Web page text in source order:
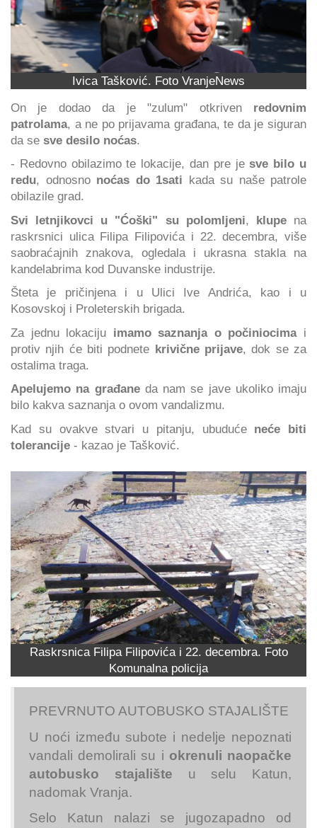
Ivica Tašković. Foto VranjeNews
On je dodao da je "zulum" otkriven redovnim
patrolama, a ne po prijavama građana, te da je siguran
da se sve desilo noćas.
- Redovno obilazimo te lokacije, dan pre jesve bilo u
redu, odnosno noćas do 1sati
kada su naše patrole
obilazile grad.
Svi letnjikovci u "Ćoški" su polomljeni, klupena
raskrsnici ulica Filipa Filipovića i 22. decembra, više
saobraćajnih znakova, ogledala i ukrasna stakla na
kandelabrima kod Duvanske industrije.
Šteta je pričinjena i u Ulici Ive Andrića, kao i u
Kosovskoj i Proleterskih brigada.
Za jednu lokaciju imamo saznanja o počiniocimai
protiv njih će biti podnete krivične prijave, dok se za
ostalima traga.
Apelujemo na građane da nam se jave ukoliko imaju
bilo kakva saznanja o ovom vandalizmu.
Kad su ovakve stvari u pitanju, ubuduće neće biti
tolerancije - kazao je Tašković.
Raskrsnica Filipa Filipovića i 22. decembra. Foto
Komunalna policija
PREVRNUTO AUTOBUSKO STAJALIŠTE
U noći između subote i nedelje nepoznati
vandali demolirali su i okrenuli naopačke
autobusko stajalište u selu Katun,
nadomak Vranja.
Selo Katun nalazi se jugozapadno od